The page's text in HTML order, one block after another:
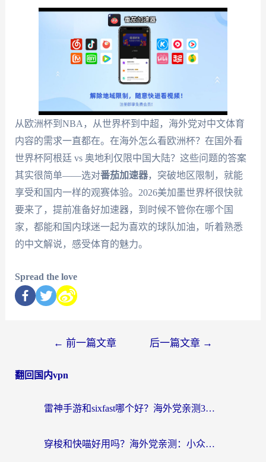
从欧洲杯到NBA，从世界杯到中超，海外党对中文体育
内容的需求一直都在。在海外怎么看欧洲杯？在国外看
世界杯阿根廷 vs 奥地利仅限中国大陆？这些问题的答案
其实很简单——选对番茄加速器，突破地区限制，就能
享受和国内一样的观赛体验。2026美加墨世界杯很快就
要来了，提前准备好加速器，到时候不管你在哪个国
家，都能和国内球迷一起为喜欢的球队加油，听着熟悉
的中文解说，感受体育的魅力。
Spread the love
← 前一篇文章 后一篇文章 →
翻回国内vpn
雷神手游和sixfast哪个好？海外党亲测3款回国加速器，教你选对不踩坑
穿梭和快喵好用吗？海外党亲测：小众加速器对比+番茄加速器深度体验